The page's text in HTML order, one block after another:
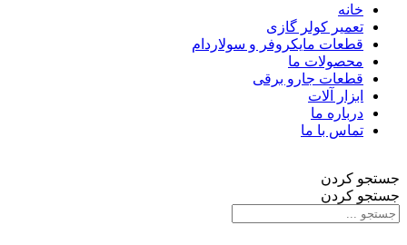
خانه
تعمیر کولر گازی
قطعات مایکروفر و سولاردام
محصولات ما
قطعات جارو برقی
ابزار آلات
درباره ما
تماس با ما
جستجو کردن
جستجو کردن